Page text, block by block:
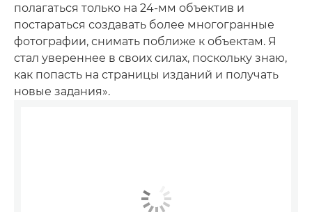
полагаться только на 24-мм объектив и
постараться создавать более многогранные
фотографии, снимать поближе к объектам. Я
стал увереннее в своих силах, поскольку знаю,
как попасть на страницы изданий и получать
новые задания».